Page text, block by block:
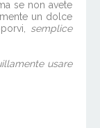
se non avete
un dolce
semplice
usare